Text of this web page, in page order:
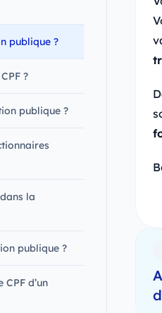
publique ?
?
publique ?
la
publique ?
d’un